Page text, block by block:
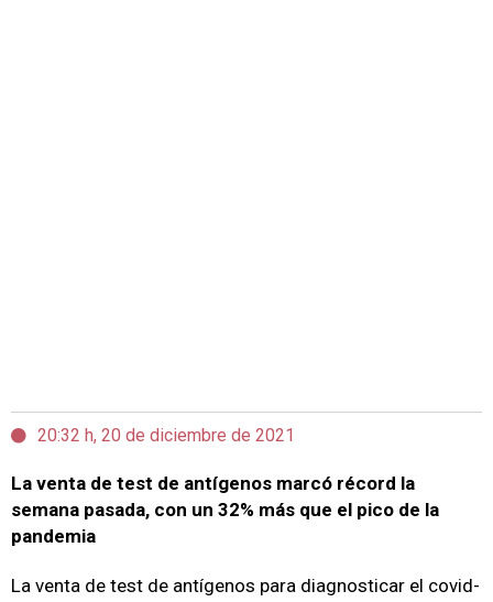
20:32 h, 20 de diciembre de 2021
La venta de test de antígenos marcó récord la
semana pasada, con un 32% más que el pico de la
pandemia
La venta de test de antígenos para diagnosticar el covid-